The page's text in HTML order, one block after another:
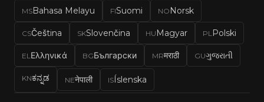
MSBahasa Melayu FISuomi NO Norsk
CSČeština SKSlovenčina HU Magyar PL Polski
EL Ελληνικά BGБългарски MRमराठी GUગુજરાતી
KNಕನ್ನಡ NEनेपाली ISÍslenska